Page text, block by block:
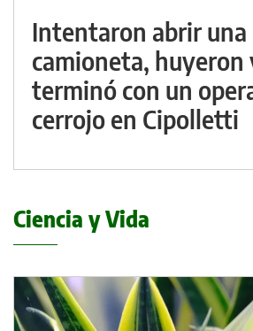
Intentaron abrir una
camioneta, huyeron
terminó con un
cerrojo en Cipolletti
Ciencia y Vida